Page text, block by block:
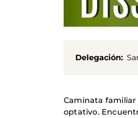
Delegación
Caminata familiar
optativo.